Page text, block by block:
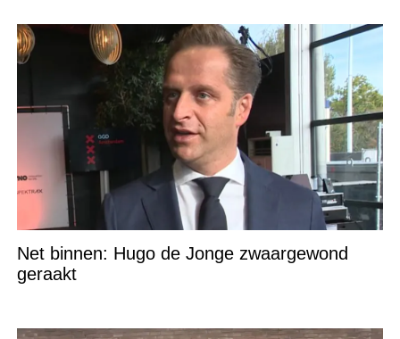
Net binnen: Hugo de Jonge zwaargewond
geraakt